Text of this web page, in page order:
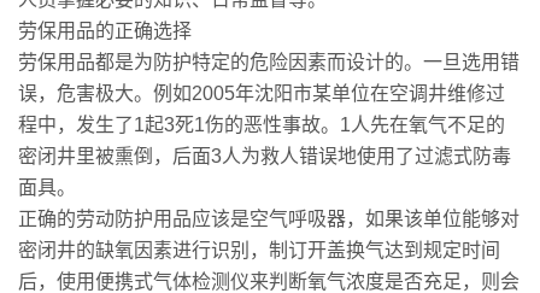
劳保用品的正确选择
劳保用品都是为防护特定的危险因素而设计的。一旦选用错
误，危害极大。例如2005年沈阳市某单位在空调井维修过
程中，发生了1起3死1伤的恶性事故。1人先在氧气不足的
密闭井里被熏倒，后面3人为救人错误地使用了过滤式防毒
面具。
正确的劳动防护用品应该是空气呼吸器，如果该单位能够对
密闭井的缺氧因素进行识别，制订开盖换气达到规定时间
后，使用便携式气体检测仪来判断氧气浓度是否充足，则会